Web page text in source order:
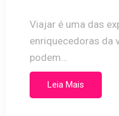
Viajar é uma das
enriquecedoras da
podem…
Leia Mais